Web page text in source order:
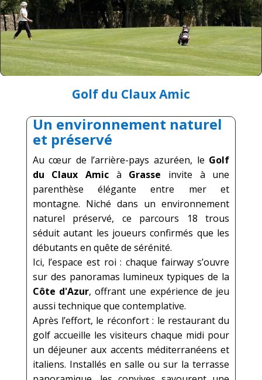
Golf du Claux Amic
Un environnement naturel
et préservé
Au cœur de l’arrière-pays azuréen, le Golf
du Claux Amic à Grasse invite à une
parenthèse élégante entre mer et
montagne. Niché dans un environnement
naturel préservé, ce parcours 18 trous
séduit autant les joueurs confirmés que les
débutants en quête de sérénité.
Ici, l’espace est roi : chaque fairway s’ouvre
sur des panoramas lumineux typiques de la
Côte d'Azur, offrant une expérience de jeu
aussi technique que contemplative.
Après l’effort, le réconfort : le restaurant du
golf accueille les visiteurs chaque midi pour
un déjeuner aux accents méditerranéens et
italiens. Installés en salle ou sur la terrasse